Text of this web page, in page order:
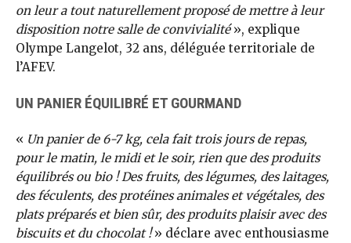
on leur a tout naturellement proposé de mettre à leur
disposition notre salle de convivialité», explique
Olympe Langelot, 32 ans, déléguée territoriale de
l’AFEV.
UN PANIER ÉQUILIBRÉ ET GOURMAND
« Un panier de 6-7 kg, cela fait trois jours de repas,
pour le matin, le midi et le soir, rien que des produits
équilibrés ou bio ! Des fruits, des légumes, des laitages,
des féculents, des protéines animales et végétales, des
plats préparés et bien sûr, des produits plaisir avec des
biscuits et du chocolat !» déclare avec enthousiasme